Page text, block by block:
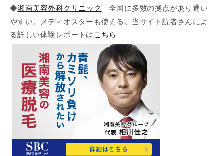
◆湘南美容外科クリニック
全国に多数の拠点があり通い
やすい。メディオスターも使える。当サイト読者さんによ
る詳しい体験レポートは こちら